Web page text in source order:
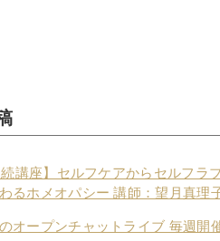
続講座】セルフケアからセルフラ
るホメオパシー 講師：望月真理
オープンチャットライブ 毎週開